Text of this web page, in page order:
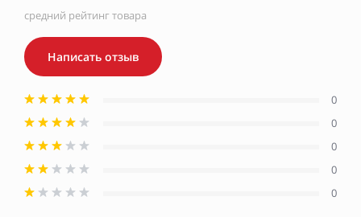
средний рейтинг товара
Написать отзыв
0
0
0
0
0